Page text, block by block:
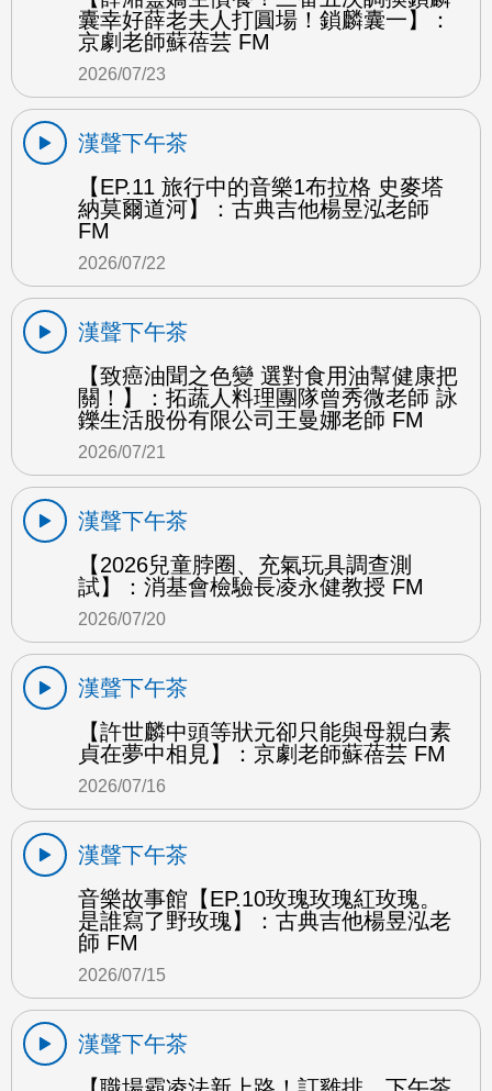
囊幸好薛老夫人打圓場！鎖麟囊一】：
京劇老師蘇蓓芸 FM
2026/07/23
漢聲下午茶
【EP.11 旅行中的音樂1布拉格 史麥塔
納莫爾道河】：古典吉他楊昱泓老師
FM
2026/07/22
漢聲下午茶
【致癌油聞之色變 選對食用油幫健康把
關！】：拓蔬人料理團隊曾秀微老師 詠
鑠生活股份有限公司王曼娜老師 FM
2026/07/21
漢聲下午茶
【2026兒童脖圈、充氣玩具調查測
試】：消基會檢驗長凌永健教授 FM
2026/07/20
漢聲下午茶
【許世麟中頭等狀元卻只能與母親白素
貞在夢中相見】：京劇老師蘇蓓芸 FM
2026/07/16
漢聲下午茶
音樂故事館【EP.10玫瑰玫瑰紅玫瑰。
是誰寫了野玫瑰】：古典吉他楊昱泓老
師 FM
2026/07/15
漢聲下午茶